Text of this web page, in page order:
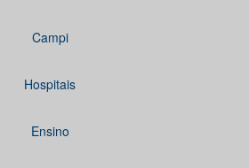
Campi
Hospitais
Ensino